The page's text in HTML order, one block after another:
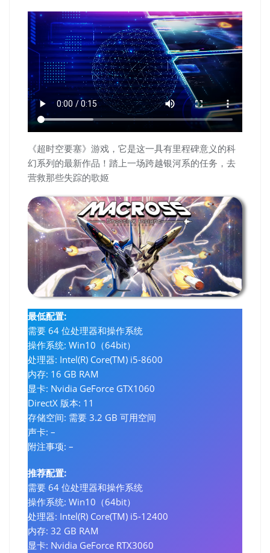
《超时空要塞》游戏，它是这一具有里程碑意义的科
幻系列的最新作品！踏上一场跨越银河系的任务，去
营救那些失踪的歌姬
最低配置:
需要 64 位处理器和操作系统
操作系统: Win10（64bit）
处理器: Intel(R) Core(TM) i5-8600
内存: 16 GB RAM
显卡: Nvidia GeForce GTX1060
DirectX 版本: 11
存储空间: 需要 3.2 GB 可用空间
声卡: –
附注事项: –
推荐配置:
需要 64 位处理器和操作系统
操作系统: Win10（64bit）
处理器: Intel(R) Core(TM) i5-12400
内存: 32 GB RAM
显卡: Nvidia GeForce RTX3060